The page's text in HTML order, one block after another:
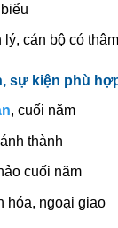
lý, cán bộ có
sự kiện phù
, cuối năm
thành
cuối năm
hóa, ngoại giao